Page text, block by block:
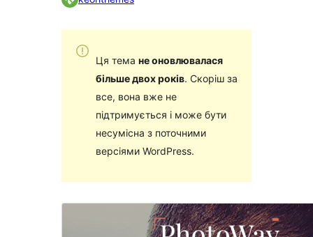
Ця тема не оновлювалася
більше двох років. Скоріш за
все, вона вже не
підтримується і може бути
несумісна з поточними
версіями WordPress.